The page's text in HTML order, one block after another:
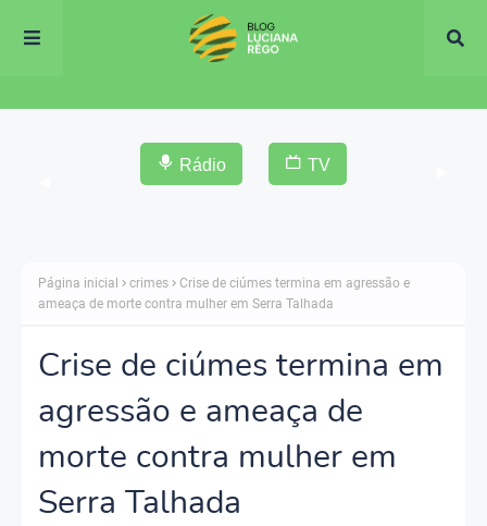
Rádio TV
Página inicial crimes
Crise de ciúmes termina em agressão e
ameaça de morte contra mulher em Serra Talhada
Crise de ciúmes termina em
agressão e ameaça de
morte contra mulher em
Serra Talhada